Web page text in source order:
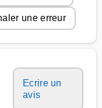
une erreur
Ecrire un
avis